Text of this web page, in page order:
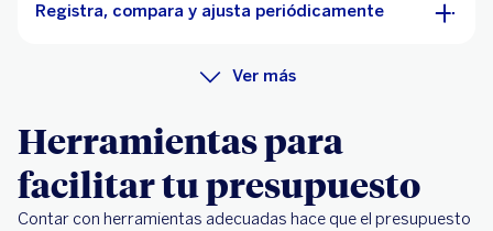
Registra, compara y ajusta periódicamente
Ver más
Herramientas para
facilitar tu presupuesto
Contar con herramientas adecuadas hace que el presupuesto